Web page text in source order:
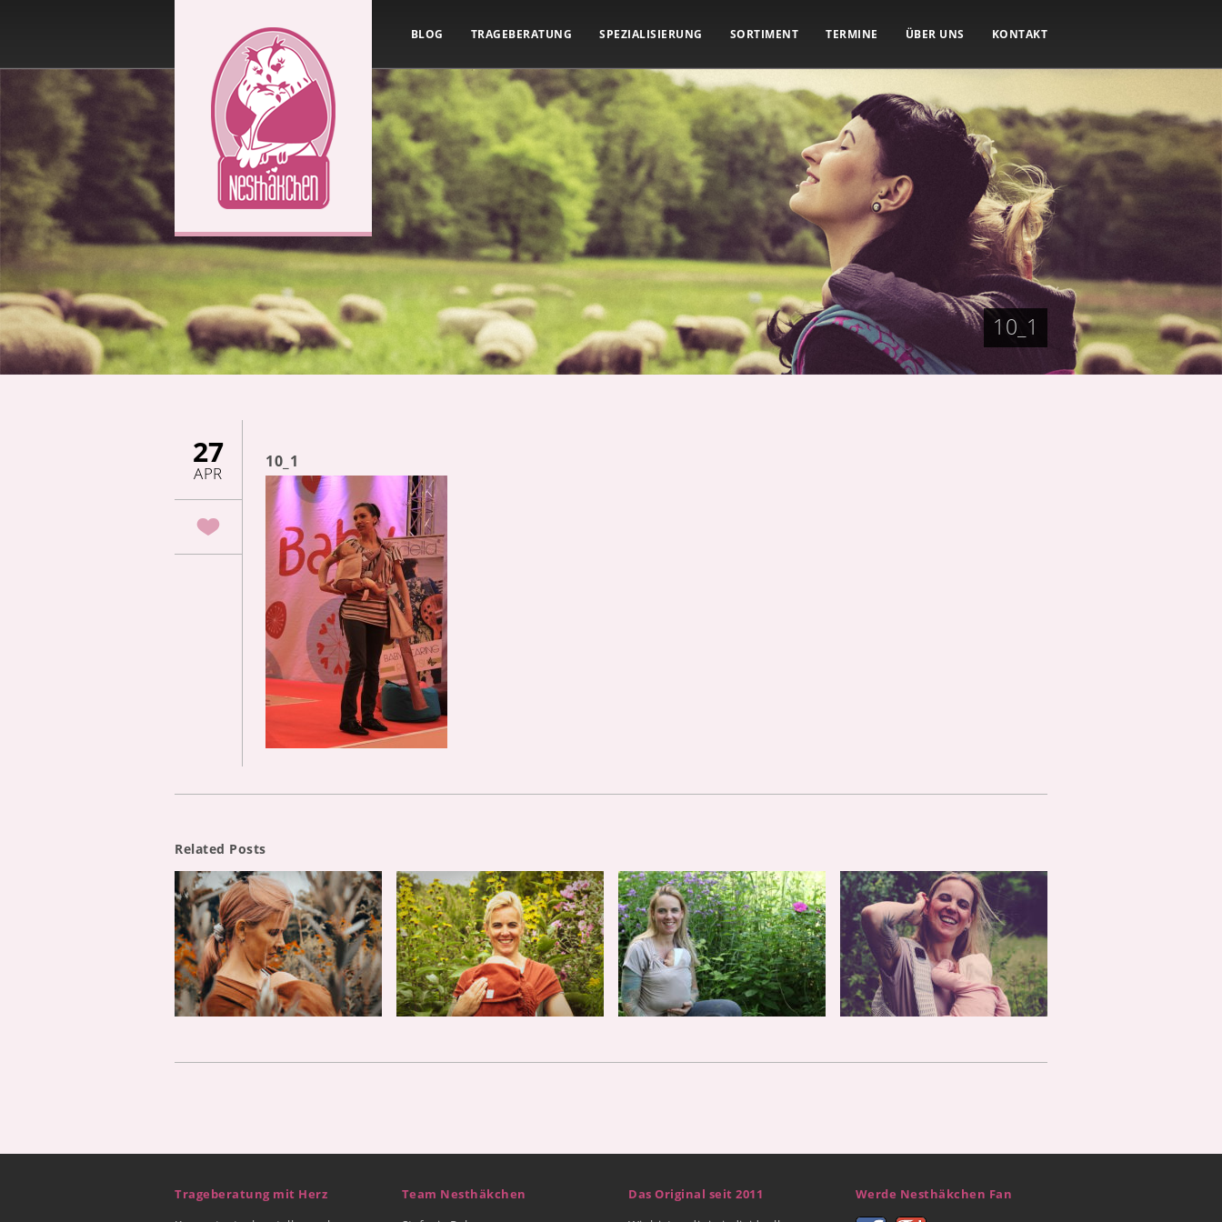
BLOG TRAGEBERATUNG SPEZIALISIERUNG SORTIMENT TERMINE ÜBER UNS KONTAKT
10_1
27
APR
10_1
Related Posts
Trageberatung mit Herz
Team Nesthäkchen
Das Original seit 2011
Werde Nesthäkchen Fan